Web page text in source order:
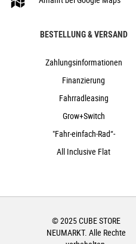
BESTELLUNG & VERSAND
Zahlungsinformationen
Finanzierung
Fahrradleasing
Grow+Switch
"Fahr-einfach-Rad“-
All Inclusive Flat
© 2025 CUBE STORE
NEUMARKT. Alle Rechte